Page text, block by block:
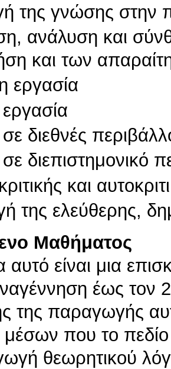
της γνώσης στην
ανάλυση και
και των
εργασία
διεθνές
διεπιστημονικό
και
της ελεύθερης,
Μαθήματος
είναι μια
έως τον
της παραγωγής
που το πεδίο
θεωρητικού